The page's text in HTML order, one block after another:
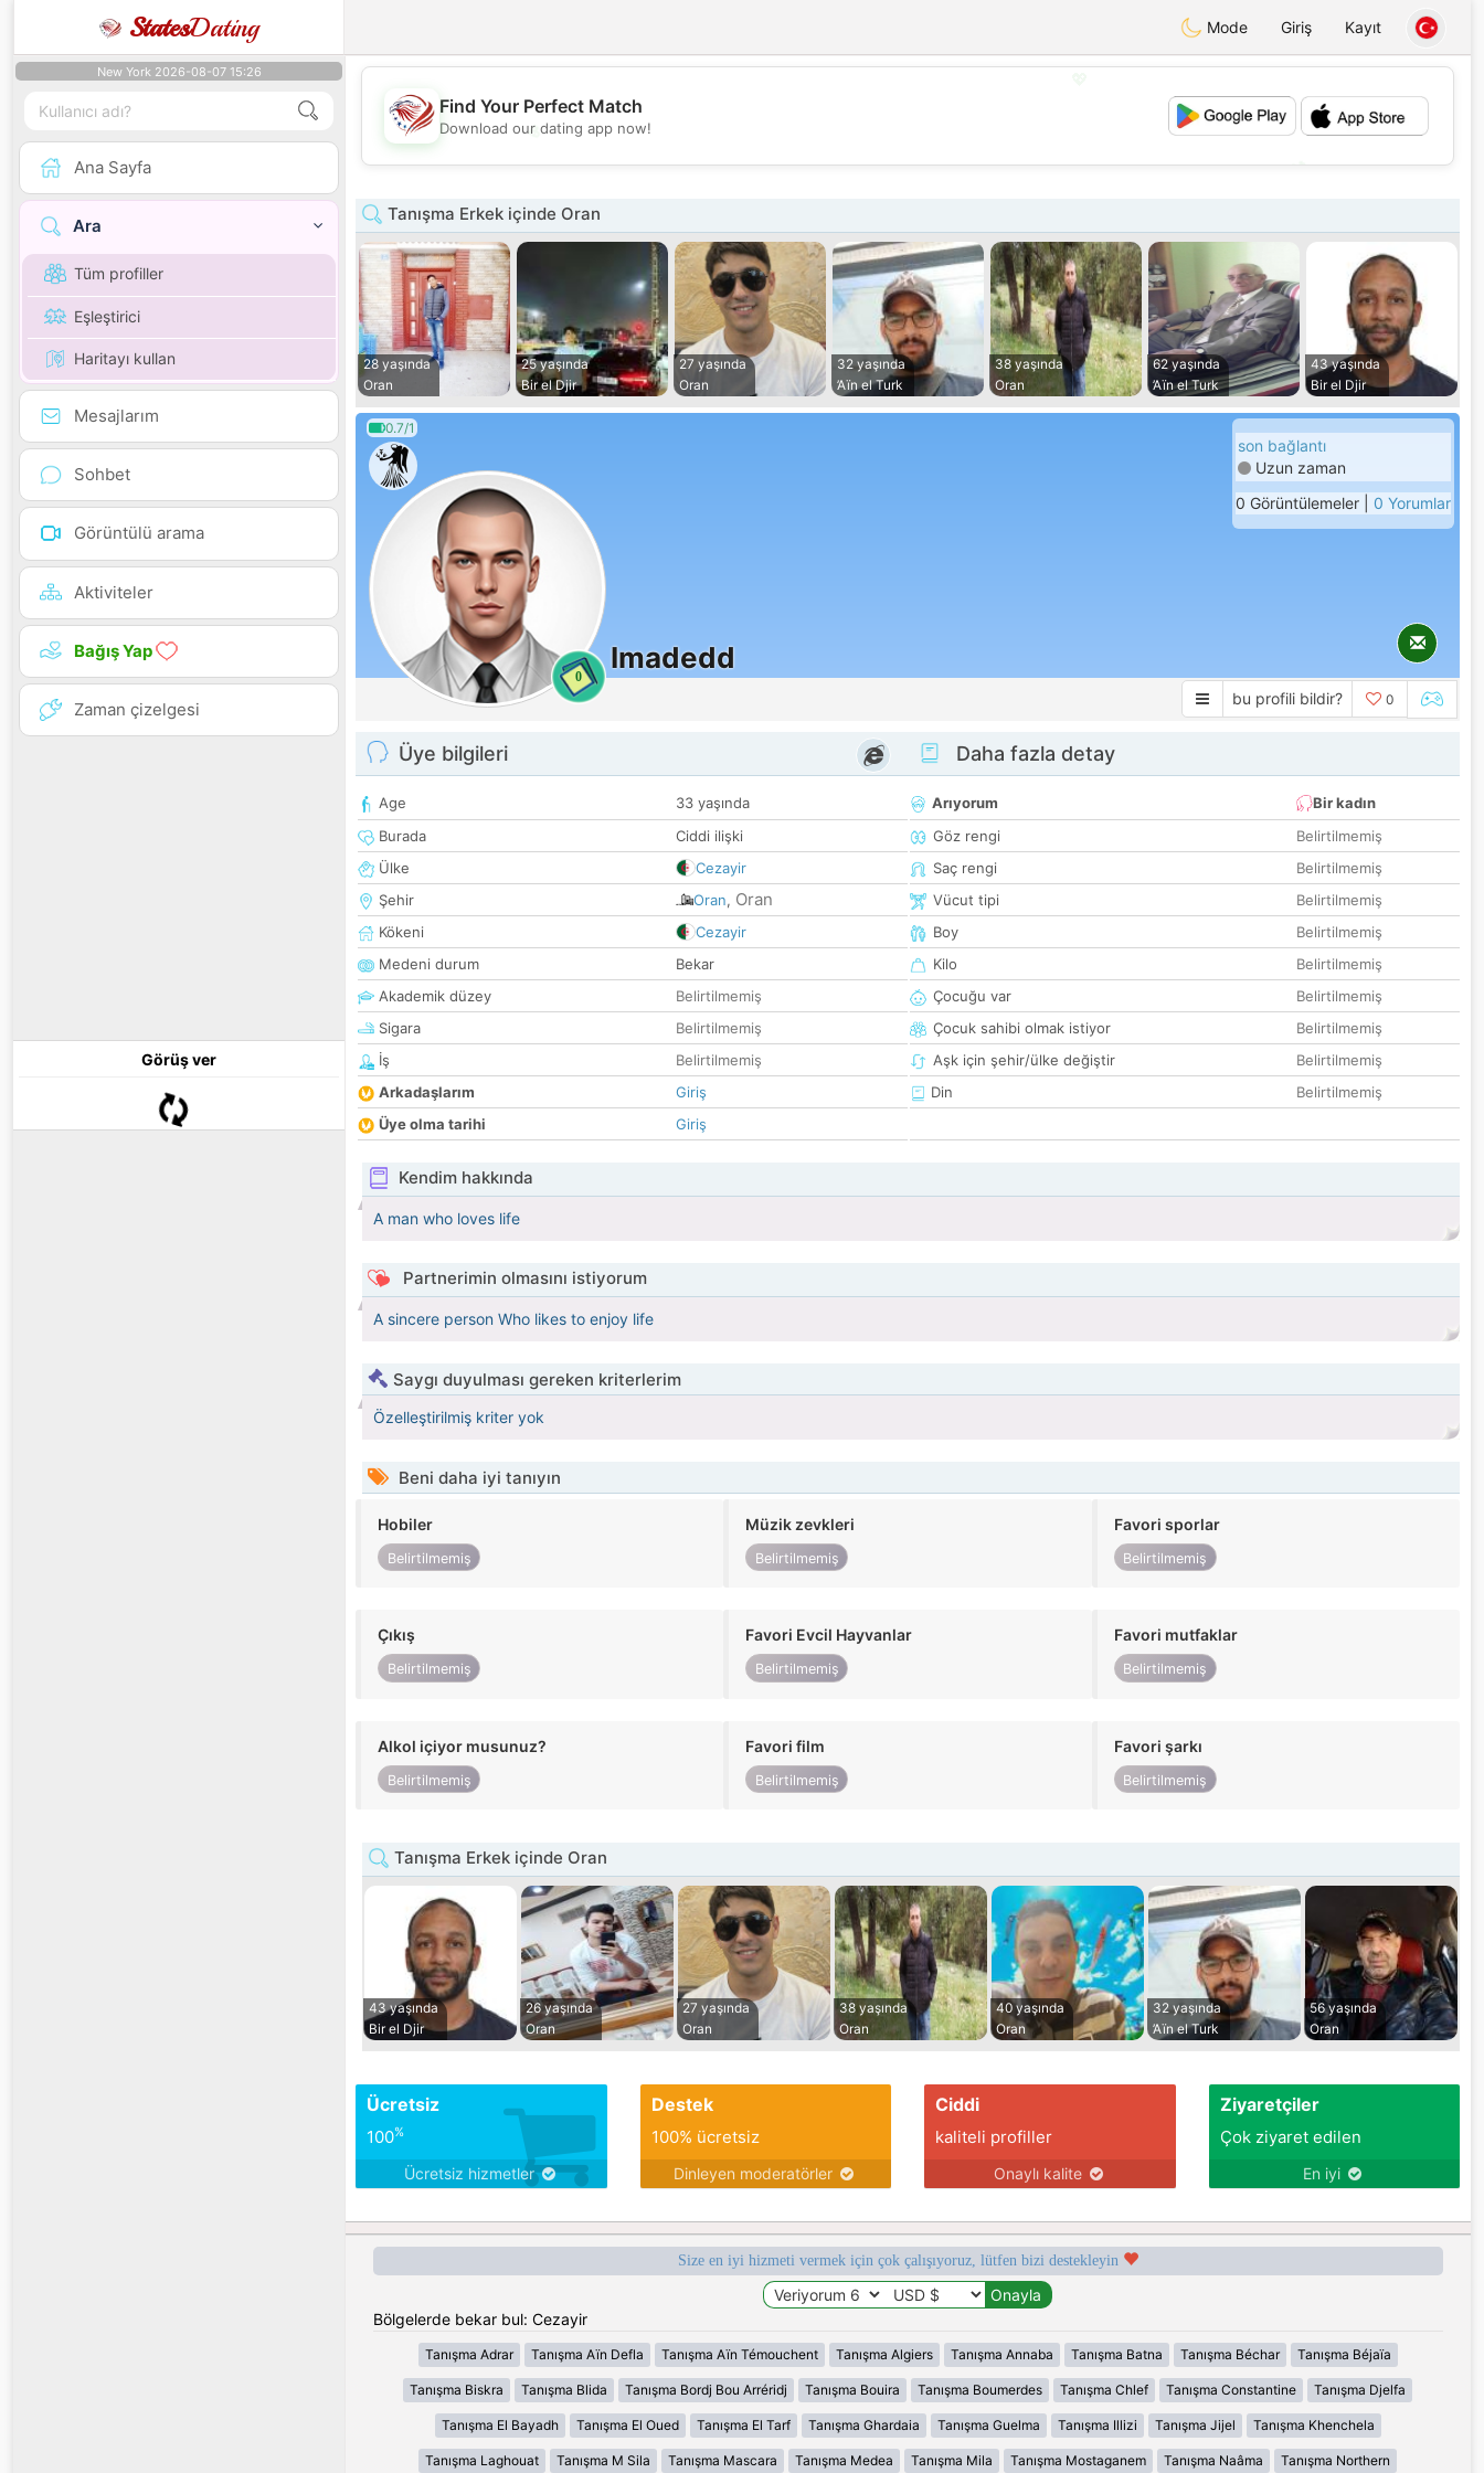
StatesDating Mode Giriş Kayıt
New York 2026-08-07 15:26
Ana Sayfa
Ara
Tüm profiller
Eşleştirici
Haritayı kullan
Mesajlarım
Sohbet
Görüntülü arama
Aktiviteler
Bağış Yap
Zaman çizelgesi
Görüş ver
💖
💕
Find Your Perfect Match
Download our dating app now!
Tanışma Erkek içinde Oran
28 yaşında
Oran
25 yaşında
Bir el Djir
27 yaşında
Oran
32 yaşında
’Aïn el Turk
38 yaşında
Oran
62 yaşında
’Aïn el Turk
43 yaşında
Bir el Djir
0.7/1
0
Imadedd
son bağlantı
Uzun zaman
0 Görüntülemeler | 0 Yorumlar
bu profili bildir? 0
Üye bilgileri
Age
33 yaşında
Burada
Ciddi ilişki
Ülke
Cezayir
Şehir
Oran, Oran
Kökeni
Cezayir
Medeni durum
Bekar
Akademik düzey
Belirtilmemiş
Sigara
Belirtilmemiş
İş
Belirtilmemiş
Arkadaşlarım
Giriş
Üye olma tarihi
Giriş
Daha fazla detay
Arıyorum
Bir kadın
Göz rengi
Belirtilmemiş
Saç rengi
Belirtilmemiş
Vücut tipi
Belirtilmemiş
Boy
Belirtilmemiş
Kilo
Belirtilmemiş
Çocuğu var
Belirtilmemiş
Çocuk sahibi olmak istiyor
Belirtilmemiş
Aşk için şehir/ülke değiştir
Belirtilmemiş
Din
Belirtilmemiş
Kendim hakkında
A man who loves life
Partnerimin olmasını istiyorum
A sincere person Who likes to enjoy life
Saygı duyulması gereken kriterlerim
Özelleştirilmiş kriter yok
Beni daha iyi tanıyın
Hobiler
Belirtilmemiş
Müzik zevkleri
Belirtilmemiş
Favori sporlar
Belirtilmemiş
Çıkış
Belirtilmemiş
Favori Evcil Hayvanlar
Belirtilmemiş
Favori mutfaklar
Belirtilmemiş
Alkol içiyor musunuz?
Belirtilmemiş
Favori film
Belirtilmemiş
Favori şarkı
Belirtilmemiş
Tanışma Erkek içinde Oran
43 yaşında
Bir el Djir
26 yaşında
Oran
27 yaşında
Oran
38 yaşında
Oran
40 yaşında
Oran
32 yaşında
’Aïn el Turk
56 yaşında
Oran
Ücretsiz
100%
Ücretsiz hizmetler
Destek
100% ücretsiz
Dinleyen moderatörler
Ciddi
kaliteli profiller
Onaylı kalite
Ziyaretçiler
Çok ziyaret edilen
En iyi
Size en iyi hizmeti vermek için çok çalışıyoruz, lütfen bizi destekleyin
Bölgelerde bekar bul: Cezayir
Tanışma Adrar Tanışma Aïn Defla Tanışma Aïn Témouchent Tanışma Algiers Tanışma Annaba Tanışma Batna Tanışma Béchar Tanışma Béjaïa
Tanışma Biskra Tanışma Blida Tanışma Bordj Bou Arréridj Tanışma Bouira Tanışma Boumerdes Tanışma Chlef Tanışma Constantine Tanışma Djelfa
Tanışma El Bayadh Tanışma El Oued Tanışma El Tarf Tanışma Ghardaia Tanışma Guelma Tanışma Illizi Tanışma Jijel Tanışma Khenchela
Tanışma Laghouat Tanışma M Sila Tanışma Mascara Tanışma Medea Tanışma Mila Tanışma Mostaganem Tanışma Naâma Tanışma Northern